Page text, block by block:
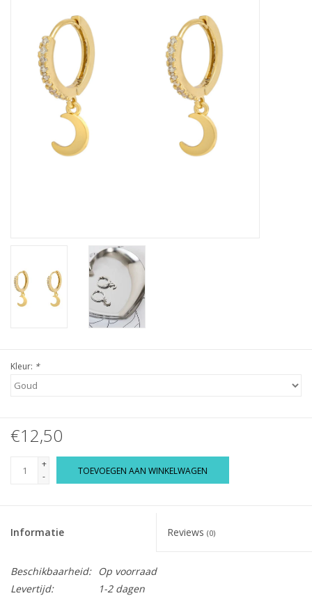
Accessoires
Home deco
Kleur: *
€12,50
+
-
TOEVOEGEN AAN WINKELWAGEN
Informatie Reviews (0)
Beschikbaarheid:
Op voorraad
Levertijd:
1-2 dagen